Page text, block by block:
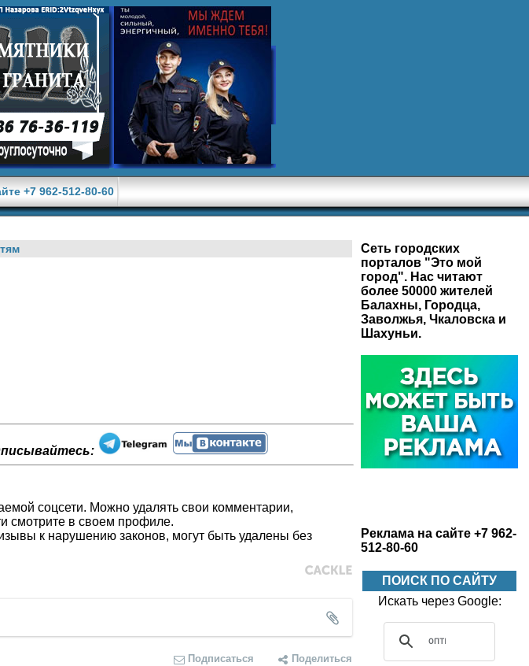
+7 962-512-80-60
соцсети. Можно удалять свои комментарии,
смотрите в своем профиле.
к нарушению законов, могут быть удалены без
Подписаться Поделиться
Сеть городских
порталов "Это мой
город". Нас читают
более 50000 жителей
Балахны, Городца,
Заволжья, Чкаловска и
Шахуньи.
Реклама на сайте +7 962-
512-80-60
ПОИСК ПО САЙТУ
Искать через Google: